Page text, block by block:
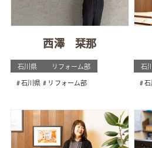
西澤 栞那
石川県 リフォーム部
石川県 リフォーム部
石
石